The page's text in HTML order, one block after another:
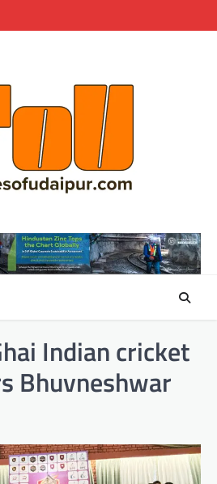
Indian cricket
Bhuvneshwar